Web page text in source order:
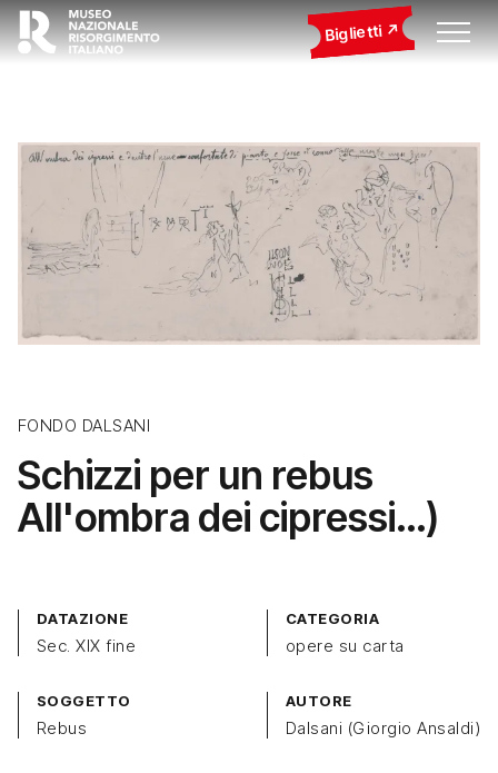
Biglietti
FONDO DALSANI
Schizzi per un rebus
All'ombra dei cipressi…)
DATAZIONE
Sec. XIX fine
CATEGORIA
opere su carta
SOGGETTO
Rebus
AUTORE
Dalsani (Giorgio Ansaldi)